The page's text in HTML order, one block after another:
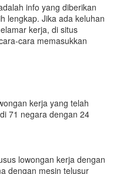
info yang diberikan
lengkap. Jika ada keluhan
kerja, di situs
cara memasukkan
kerja yang telah
71 negara dengan 24
lowongan kerja dengan
dengan mesin telusur